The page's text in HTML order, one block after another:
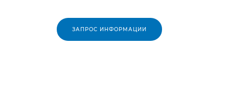
ЗАПРОС ИНФОРМАЦИИ